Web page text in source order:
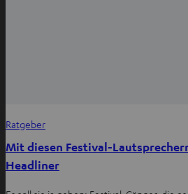
Ratgeber
Mit diesen Festival-
Headliner